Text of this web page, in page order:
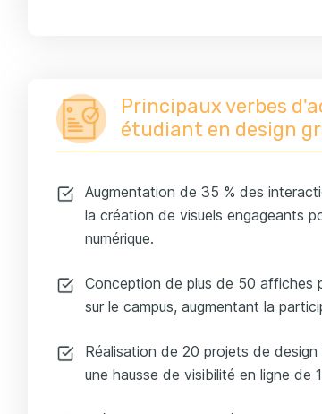
Principaux verbes
étudiant en design
Augmentation de 35 % des
la création de visuels engageants
numérique.
Conception de plus de 50 affiches
sur le campus, augmentant la
Réalisation de 20 projets de
une hausse de visibilité en ligne de